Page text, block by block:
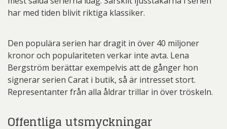
har med tiden blivit riktiga klassiker.
Den populära serien har dragit in över 40 miljoner
kronor och populariteten verkar inte avta. Lena
Bergström berättar exempelvis att de gånger hon
signerar serien Carat i butik, så är intresset stort.
Representanter från alla åldrar trillar in över tröskeln.
Offentliga utsmyckningar